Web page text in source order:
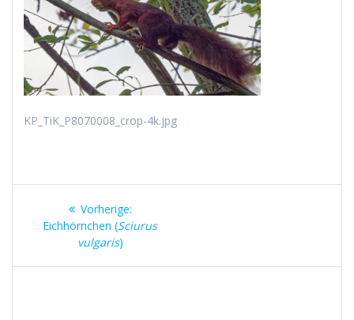
KP_TiK_P8070008_crop-4k.jpg
Beitragsnavigation
Vorherige:Vorheriger
Beitrag:
Eichhörnchen (Sciurus
vulgaris)